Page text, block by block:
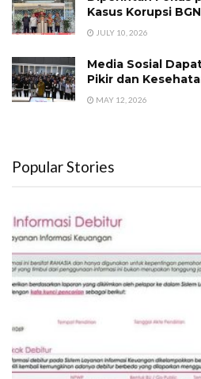
Kasus Korupsi BGN
JULY 10, 2026
Media Sosial
Pikir dan
MAY 12, 2026
Popular Stories